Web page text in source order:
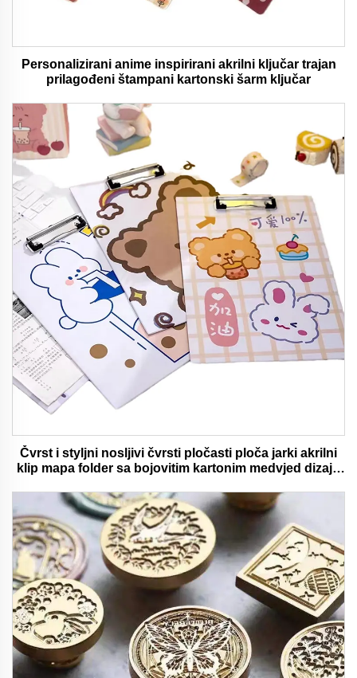
Personalizirani anime inspirirani akrilni ključar trajan
prilagođeni štampani kartonski šarm ključar
Čvrst i styljni nosljivi čvrsti pločasti ploča jarki akrilni
klip mapa folder sa bojovitim kartonim medvjed dizajn